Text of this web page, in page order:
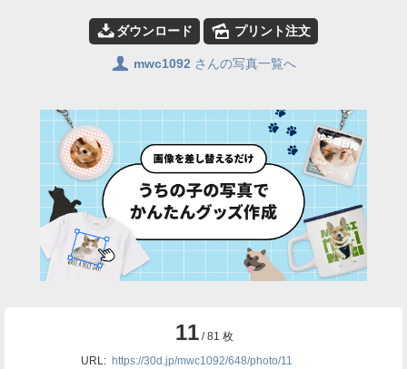
📥ダウンロード 🌄 プリント注文
👤 mwc1092 さんの写真一覧へ
11/ 81 枚
URL: https://30d.jp/mwc1092/648/photo/11